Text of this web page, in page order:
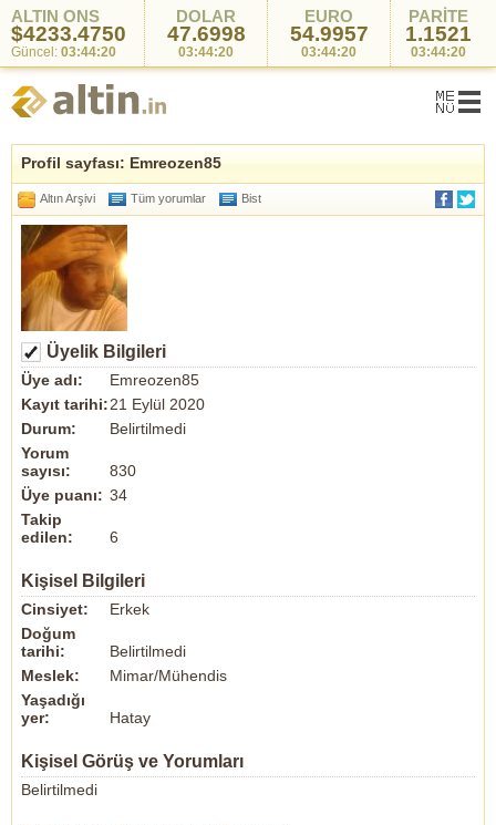
ALTIN ONS
$4233.4750
Güncel: 03:44:20
DOLAR
47.6998
03:44:20
EURO
54.9957
03:44:20
PARİTE
1.1521
03:44:20
Profil sayfası: Emreozen85
Altın Arşivi Tüm yorumlar Bist
Üyelik Bilgileri
Üye adı:
Emreozen85
Kayıt tarihi:21 Eylül 2020
Durum:
Belirtilmedi
Yorum
sayısı:
830
Üye puanı: 34
Takip
edilen:
6
Kişisel Bilgileri
Cinsiyet:
Erkek
Doğum
tarihi:
Belirtilmedi
Meslek:
Mimar/Mühendis
Yaşadığı
yer:
Hatay
Kişisel Görüş ve Yorumları
Belirtilmedi